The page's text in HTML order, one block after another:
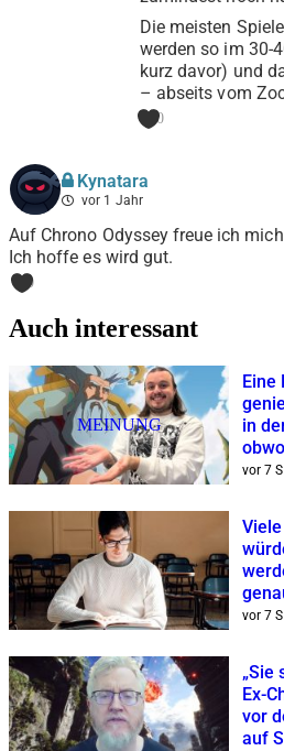
Die meisten
werden so im 30-
kurz davor) und
– abseits vom
0
Kynatara
vor 1 Jahr
Auf Chrono Odyssey freue ich
Ich hoffe es wird gut.
0
Auch interessant
MEINUNG
Eine
in
vor 7
vor 7
„Sie
Ex-
vor
auf